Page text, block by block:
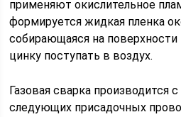
применяют окислительное
формируется жидкая пленка
собирающаяся на
цинку поступать в воздух.
Газовая сварка производится
следующих присадочных